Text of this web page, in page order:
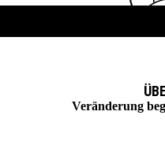
Veränderung